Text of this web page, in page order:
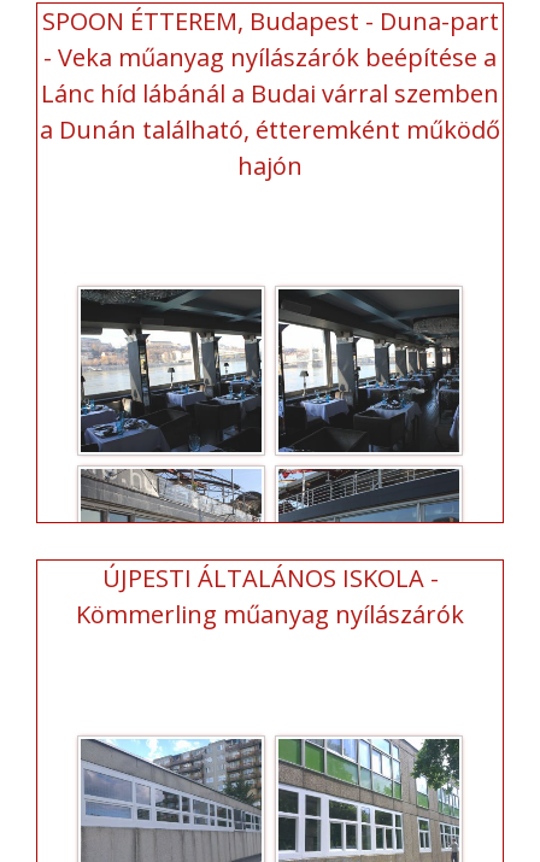
SPOON ÉTTEREM, Budapest - Duna-part
- Veka műanyag nyílászárók beépítése a
Lánc híd lábánál a Budai várral szemben
a Dunán található, étteremként működő
hajón
ÚJPESTI ÁLTALÁNOS ISKOLA -
Kömmerling műanyag nyílászárók